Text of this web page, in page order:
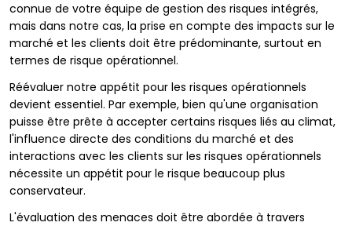
connue de votre équipe de gestion des risques intégrés,
mais dans notre cas, la prise en compte des impacts sur le
marché et les clients doit être prédominante, surtout en
termes de risque opérationnel.
Réévaluer notre appétit pour les risques opérationnels
devient essentiel. Par exemple, bien qu'une organisation
puisse être prête à accepter certains risques liés au climat,
l'influence directe des conditions du marché et des
interactions avec les clients sur les risques opérationnels
nécessite un appétit pour le risque beaucoup plus
conservateur.
L'évaluation des menaces doit être abordée à travers